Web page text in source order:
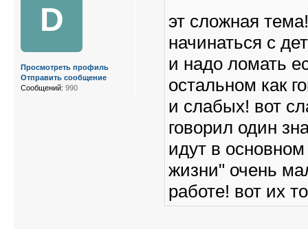
эт сложная
начинаться с
и надо ломать
остальном как
и слабых! вот
говорил один
идут в
жизни" очень
работе! вот их
D
Просмотреть профиль
Отправить сообщение
Сообщений: 990